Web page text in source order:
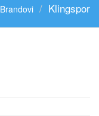
Brandovi Klingspor